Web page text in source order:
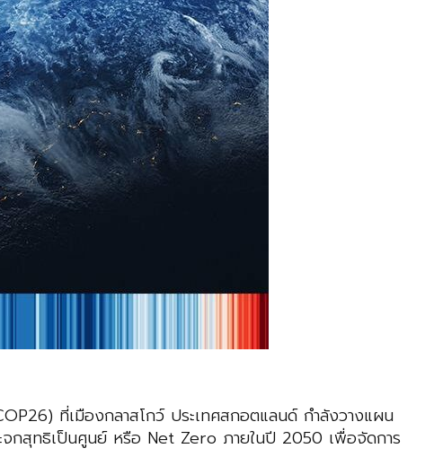
ที่เมืองกลาสโกว์ ประเทศสกอตแลนด์ กำลังวางแผน
ะจกสุทธิเป็นศูนย์ หรือ Net Zero ภายในปี 2050 เพื่อจัดการ